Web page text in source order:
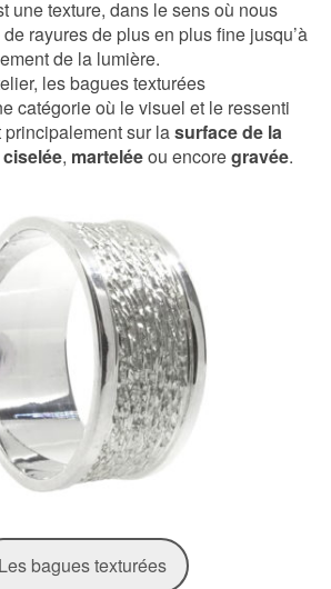
une texture, dans le sens où nous
rayures de plus en plus fine jusqu’à
de la lumière.
les bagues texturées
catégorie où le visuel et le ressenti
sur lasurface de la
ciselée, marteléeou encoregravée.
Les bagues texturées